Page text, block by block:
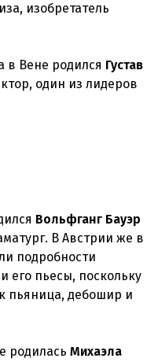
изобретатель
в Вене родился Густав
один из лидеров
Вольфганг Бауэр
В Австрии же в
подробности
его пьесы, поскольку
пьяница, дебошир и
родилась Михаэла